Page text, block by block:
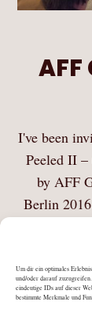
Um dir ein optimales
und/oder darauf
eindeutige IDs auf dieser
bestimmte Merkmale und
I've been
Peeled II
by AFF
Berlin